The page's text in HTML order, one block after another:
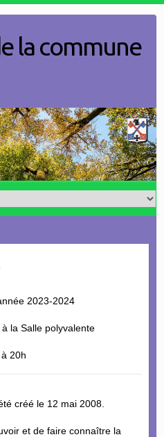
la commune
2023-2024
la Salle polyvalente
20h
créé le 12 mai 2008.
et de faire connaître la